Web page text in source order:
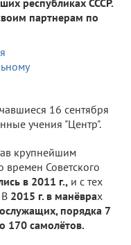
партнерам по
16 сентября
учения "Центр".
крупнейшим
Советского
в 2011 г., и с тех
В 2015 г. в манёврах
порядка 7
170 самолётов.